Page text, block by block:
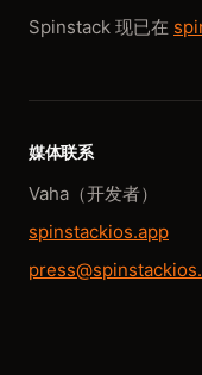
Spinstack 现已在
媒体联系
Vaha（开发者）
spinstackios.app